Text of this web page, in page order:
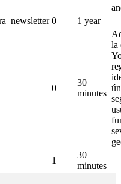
0 1 year
0
30
minutes
la
1
30
minutes